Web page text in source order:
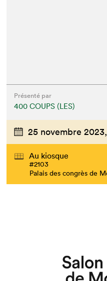
Que
Présenté par
400 COUPS (LES)
25 novembre 2023,
Au kiosque
#2103
Palais des congrès de